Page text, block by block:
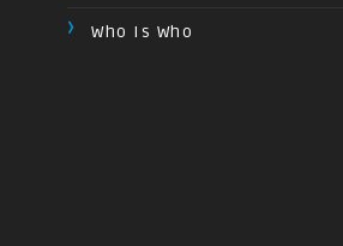
Who Is Who